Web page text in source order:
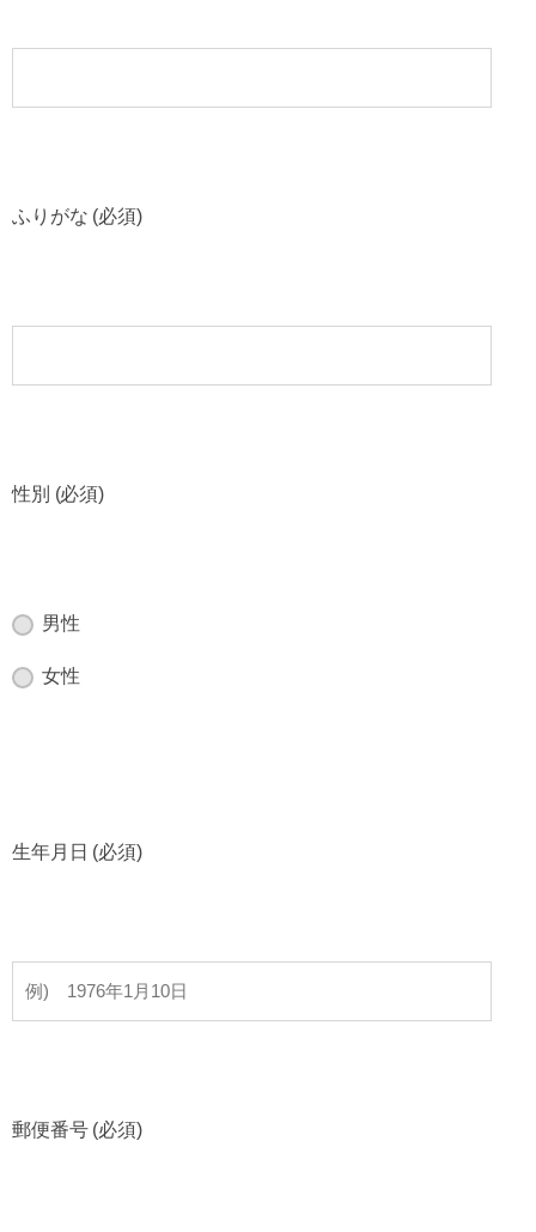
ふりがな (必須)
性別 (必須)
男性
女性
生年月日 (必須)
郵便番号 (必須)